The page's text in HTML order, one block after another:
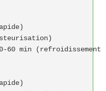
60 min (refroidissement